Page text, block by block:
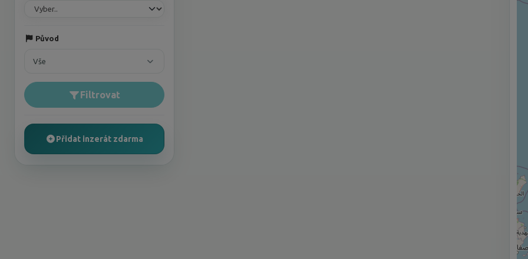
Původ
Vše
Filtrovat
Přidat inzerát zdarma